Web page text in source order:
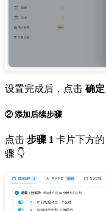
设置完成后，点击 确定
② 添加后续步骤
点击 步骤 1 卡片下方的
骤 👇